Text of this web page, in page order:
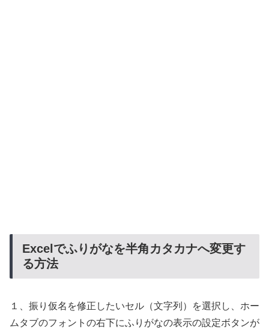
Excelでふりがなを半角カタカナへ変更す
る方法
１、振り仮名を修正したいセル（文字列）を選択し、ホー
ムタブのフォントの右下にふりがなの表示の設定ボタンが